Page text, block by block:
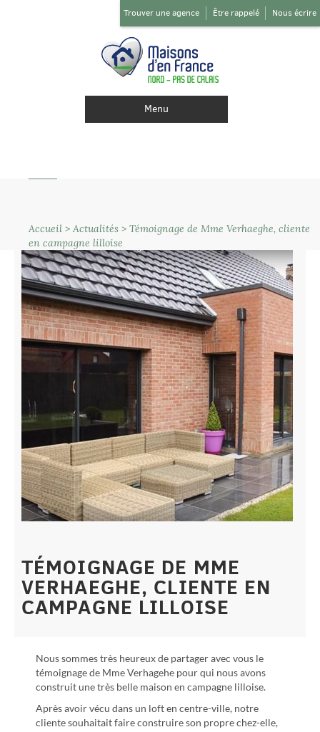
Trouver une agence Être rappelé Nous écrire
Menu
Accueil > Actualités > Témoignage de Mme Verhaeghe, cliente
en campagne lilloise
TÉMOIGNAGE DE MME
VERHAEGHE, CLIENTE EN
CAMPAGNE LILLOISE
Nous sommes très heureux de partager avec vous le
témoignage de Mme Verhagehe pour qui nous avons
construit une très belle maison en campagne lilloise.
Après avoir vécu dans un loft en centre-ville, notre
cliente souhaitait faire construire son propre chez-elle,